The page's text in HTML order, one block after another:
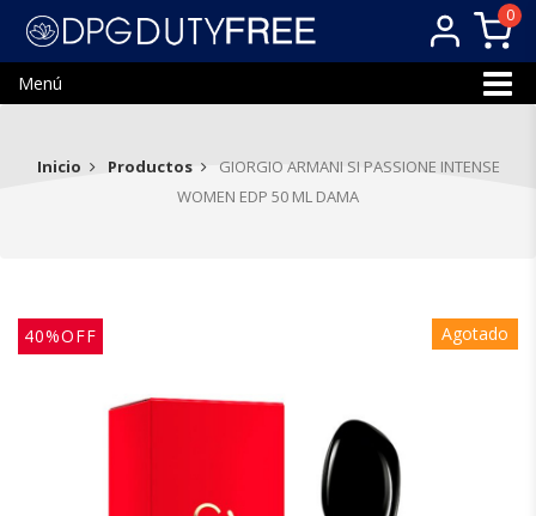
0
Menú
Inicio Productos
GIORGIO ARMANI SI PASSIONE INTENSE
WOMEN EDP 50 ML DAMA
40%OFF Agotado